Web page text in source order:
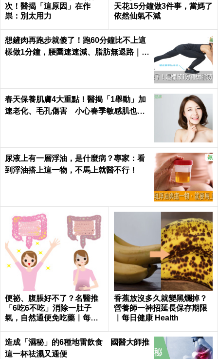
次！醫揭「這原因」在作
祟：別太用力
天花15分鐘做3件事，當媽了
依然仙氣不減
想鏟肉再跑步就傻了！跑60分鐘比不上這
樣做1分鐘，腰圍速速減、脂肪無退路｜每
春天保養肌膚4大重點！醫揭「1舉動」加
速老化、毛孔傷害 小心春季敏感肌也易
尿液上有一層浮油，是什麼病？專家：看
到浮油搭上這一物，不馬上就醫不行！
便祕、腹脹好不了？名醫推
「6吃6不吃」消除一肚子
氣，自然通便免吃藥｜每日
香蕉放沒多久就變黑爛掉？
營養師一神招延長保存期限
｜每日健康 Health
造成「濕秘」的6種地雷飲食 國醫大師推
這一杯祛濕又通便